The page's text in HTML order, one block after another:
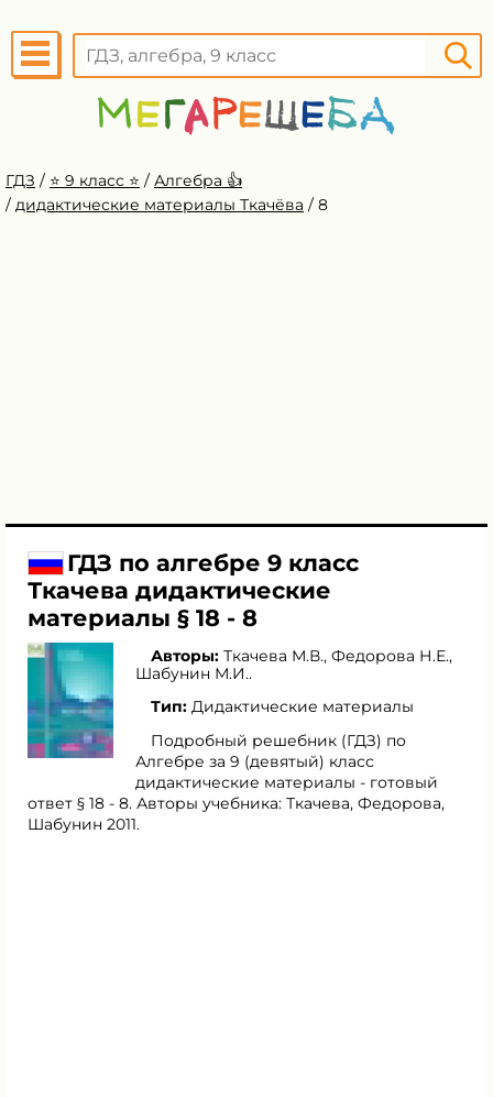
ГДЗ / ⭐️ 9 класс ⭐️ / Алгебра 👍
/ дидактические материалы Ткачёва / 8
ГДЗ по алгебре 9 класс
Ткачева дидактические
материалы § 18 - 8
Авторы: Ткачева М.В., Федорова Н.Е.,
Шабунин М.И..
Тип: Дидактические материалы
Подробный решебник (ГДЗ) по
Алгебре за 9 (девятый) класс
дидактические материалы - готовый
ответ § 18 - 8. Авторы учебника: Ткачева, Федорова,
Шабунин 2011.